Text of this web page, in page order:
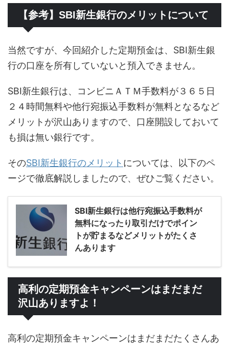
【参考】SBI新生銀行のメリットについて
当然ですが、今回紹介した定期預金は、SBI新生銀
行の口座を所有していないと預入できません。
SBI新生銀行は、コンビニＡＴＭ手数料が３６５日
２４時間無料や他行宛振込手数料が無料となるなど
メリットが沢山ありますので、口座開設しておいて
も損は無い銀行です。
そのSBI新生銀行のメリット については、以下のペ
ージで徹底解説しましたので、ぜひご覧ください。
SBI新生銀行は他行宛振込手数料が
無料になったり取引だけでポイン
トが貯まるなどメリットがたくさ
んあります
高利の定期預金キャンペーンはまだまだ
沢山ありますよ！
高利の定期預金キャンペーンはまだまだたくさんあ